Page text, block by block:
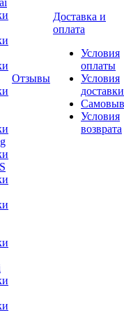
Отзывы
Доставка и
оплата
Условия
оплаты
Условия
доставки
Условия
возврата